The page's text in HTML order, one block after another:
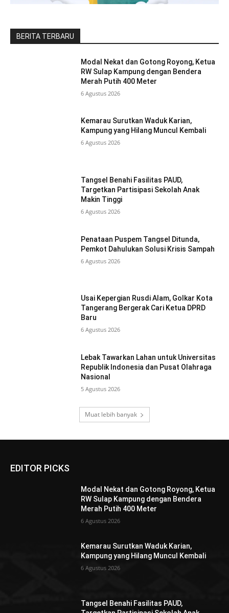
BERITA TERBARU
Modal Nekat dan Gotong Royong, Ketua
RW Sulap Kampung dengan Bendera
Merah Putih 400 Meter
6 Agustus 2026
Kemarau Surutkan Waduk Karian,
Kampung yang Hilang Muncul Kembali
6 Agustus 2026
Tangsel Benahi Fasilitas PAUD,
Targetkan Partisipasi Sekolah Anak
Makin Tinggi
6 Agustus 2026
Penataan Puspem Tangsel Ditunda,
Pemkot Dahulukan Solusi Krisis Sampah
6 Agustus 2026
Usai Kepergian Rusdi Alam, Golkar Kota
Tangerang Bergerak Cari Ketua DPRD
Baru
6 Agustus 2026
Lebak Tawarkan Lahan untuk Universitas
Republik Indonesia dan Pusat Olahraga
Nasional
5 Agustus 2026
Muat lebih banyak
EDITOR PICKS
Modal Nekat dan Gotong Royong, Ketua
RW Sulap Kampung dengan Bendera
Merah Putih 400 Meter
6 Agustus 2026
Kemarau Surutkan Waduk Karian,
Kampung yang Hilang Muncul Kembali
6 Agustus 2026
Tangsel Benahi Fasilitas PAUD,